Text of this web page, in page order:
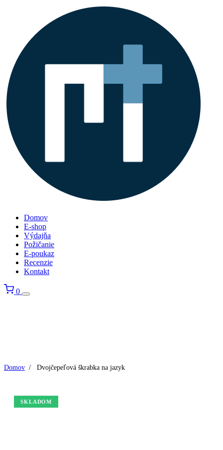
Domov
E-shop
Výdajňa
Požičanie
E-poukaz
Recenzie
Kontakt
0
Domov / Dvojčepeľová škrabka na jazyk
SKLADOM